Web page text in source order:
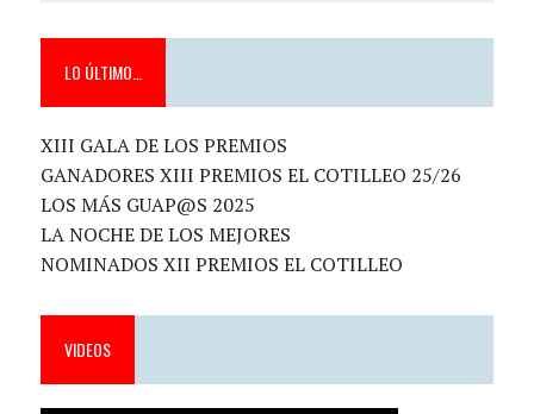
LO ÚLTIMO…
XIII GALA DE LOS PREMIOS
GANADORES XIII PREMIOS EL COTILLEO 25/26
LOS MÁS GUAP@S 2025
LA NOCHE DE LOS MEJORES
NOMINADOS XII PREMIOS EL COTILLEO
VIDEOS